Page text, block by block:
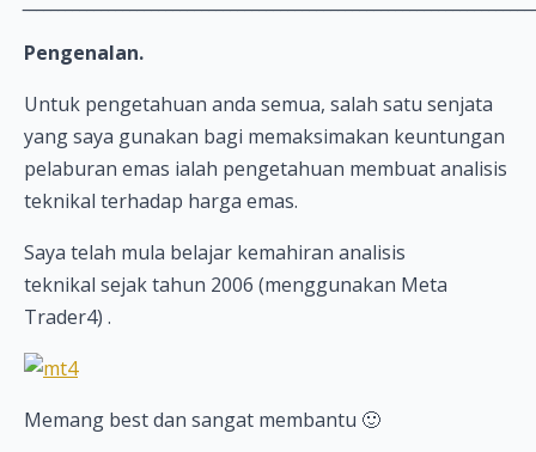
Pengenalan.
Untuk pengetahuan anda semua, salah satu senjata
yang saya gunakan bagi memaksimakan keuntungan
pelaburan emas ialah pengetahuan membuat analisis
teknikal terhadap harga emas.
Saya telah mula belajar kemahiran analisis
teknikal sejak tahun 2006 (menggunakan Meta
Trader4) .
Memang best dan sangat membantu 🙂